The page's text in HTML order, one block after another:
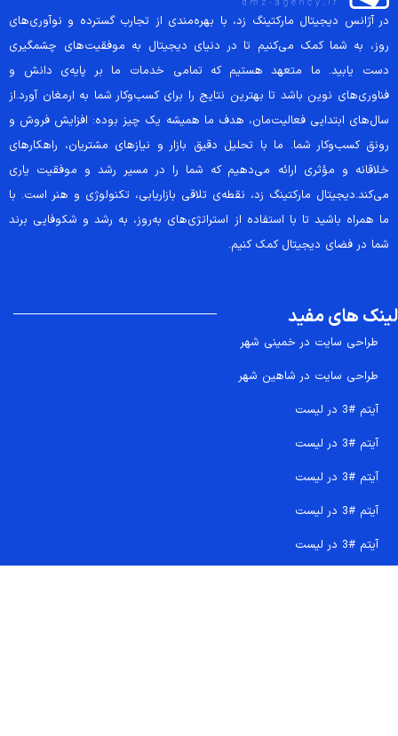
در آژانس دیجیتال مارکتینگ زد، با بهره‌مندی از تجارب گسترده و نوآوری‌های
روز، به شما کمک می‌کنیم تا در دنیای دیجیتال به موفقیت‌های چشمگیری
دست یابید. ما متعهد هستیم که تمامی خدمات ما بر پایه‌ی دانش و
فناوری‌های نوین باشد تا بهترین نتایج را برای کسب‌وکار شما به ارمغان آورد.از
سال‌های ابتدایی فعالیت‌مان، هدف ما همیشه یک چیز بوده: افزایش فروش و
رونق کسب‌وکار شما. ما با تحلیل دقیق بازار و نیازهای مشتریان، راهکارهای
خلاقانه و مؤثری ارائه می‌دهیم که شما را در مسیر رشد و موفقیت یاری
می‌کند.دیجیتال مارکتینگ زد، نقطه‌ی تلاقی بازاریابی، تکنولوژی و هنر است. با
ما همراه باشید تا با استفاده از استراتژی‌های به‌روز، به رشد و شکوفایی برند
شما در فضای دیجیتال کمک کنیم.
لینک های مفید
طراحی سایت در خمینی شهر
طراحی سایت در شاهین شهر
آیتم #3 در لیست
آیتم #3 در لیست
آیتم #3 در لیست
آیتم #3 در لیست
آیتم #3 در لیست